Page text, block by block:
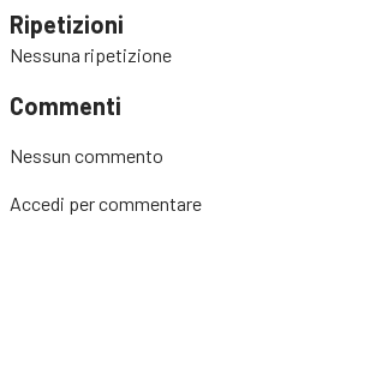
Ripetizioni
Nessuna ripetizione
Commenti
Nessun commento
Accedi per commentare